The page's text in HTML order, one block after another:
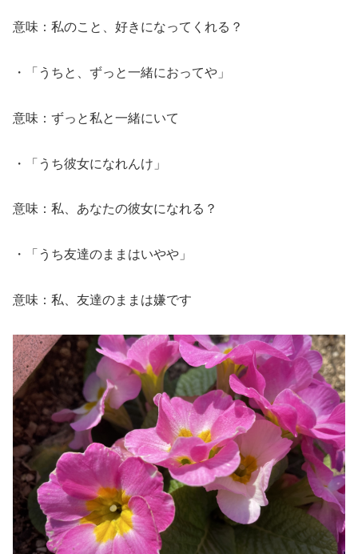
意味：私のこと、好きになってくれる？
・「うちと、ずっと一緒におってや」
意味：ずっと私と一緒にいて
・「うち彼女になれんけ」
意味：私、あなたの彼女になれる？
・「うち友達のままはいやや」
意味：私、友達のままは嫌です